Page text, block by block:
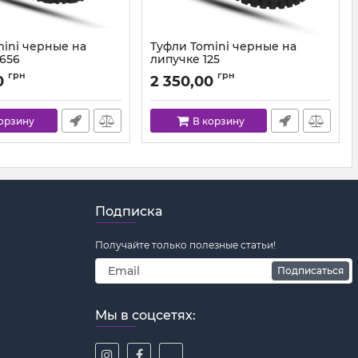
черные на
56 (28-40)
грн
Туфли Tomini черные на
липучке 125
Артикул: 125.01 (28-36)
2 350,00 грн
В корзину
Подписка
Получайте только полезные статьи!
Подписаться
Мы в соцсетях: